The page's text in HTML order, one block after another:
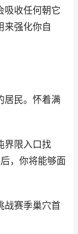
吸收任何朝它
来强化你自
民。怀着满
限入口找
，你将能够面
赛季巢穴首